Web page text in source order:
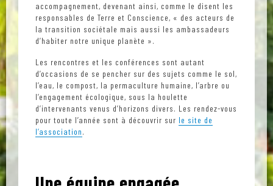
accompagnement, devenant ainsi, comme le disent les
responsables de Terre et Conscience, « des acteurs de
la transition sociétale mais aussi les ambassadeurs
d’habiter notre unique planète ».
Les rencontres et les conférences sont autant
d’occasions de se pencher sur des sujets comme le sol,
l’eau, le compost, la permaculture humaine, l’arbre ou
l’engagement écologique, sous la houlette
d’intervenants venus d’horizons divers. Les rendez-vous
pour toute l’année sont à découvrir sur le site de
l’association.